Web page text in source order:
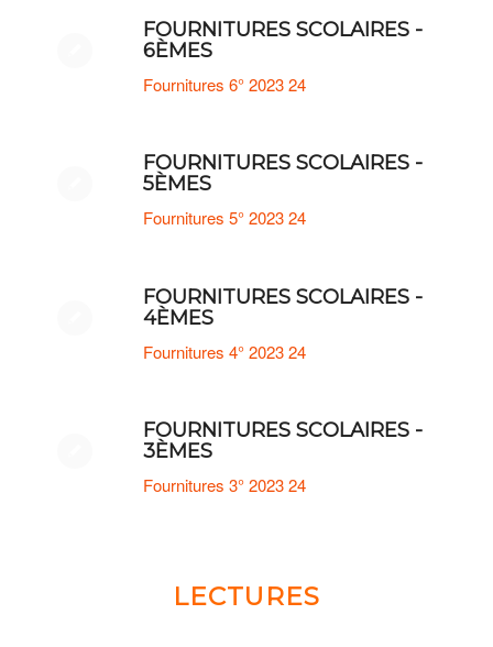
FOURNITURES SCOLAIRES -
6ÈMES
Fournitures 6° 2023 24
FOURNITURES SCOLAIRES -
5ÈMES
Fournitures 5° 2023 24
FOURNITURES SCOLAIRES -
4ÈMES
Fournitures 4° 2023 24
FOURNITURES SCOLAIRES -
3ÈMES
Fournitures 3° 2023 24
LECTURES